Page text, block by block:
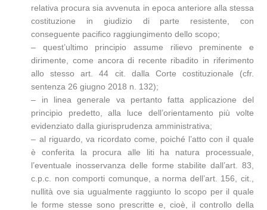
relativa procura sia avvenuta in epoca anteriore alla stessa
costituzione in giudizio di parte resistente, con
conseguente pacifico raggiungimento dello scopo;
– quest’ultimo principio assume rilievo preminente e
dirimente, come ancora di recente ribadito in riferimento
allo stesso art. 44 cit. dalla Corte costituzionale (cfr.
sentenza 26 giugno 2018 n. 132);
– in linea generale va pertanto fatta applicazione del
principio predetto, alla luce dell’orientamento più volte
evidenziato dalla giurisprudenza amministrativa;
– al riguardo, va ricordato come, poiché l’atto con il quale
è conferita la procura alle liti ha natura processuale,
l’eventuale inosservanza delle forme stabilite dall’art. 83,
c.p.c. non comporti comunque, a norma dell’art. 156, cit.,
nullità ove sia ugualmente raggiunto lo scopo per il quale
le forme stesse sono prescritte e, cioè, il controllo della